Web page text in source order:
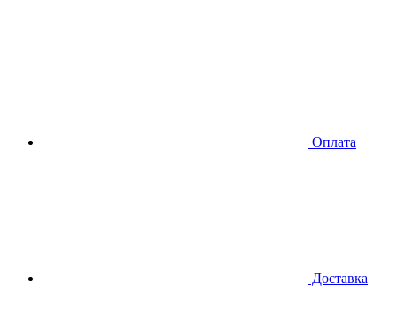
Оплата
Доставка